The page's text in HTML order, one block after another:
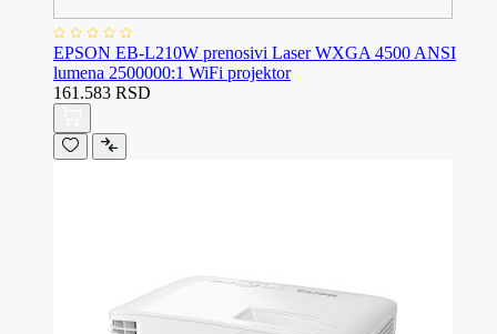
EPSON EB-L210W prenosivi Laser WXGA 4500 ANSI
lumena 2500000:1 WiFi projektor
161.583 RSD